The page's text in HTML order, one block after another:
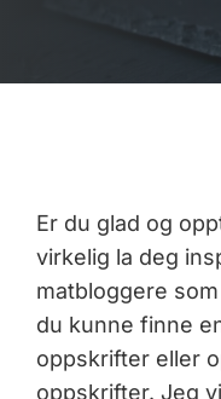
Er du glad og
virkelig la deg
matbloggere
du kunne finne
oppskrifter eller
oppskrifter. Jeg